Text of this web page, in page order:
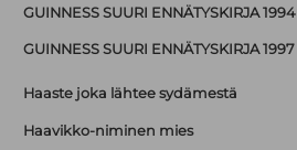
GUINNESS SUURI ENNÄTYSKIRJA 1994
GUINNESS SUURI ENNÄTYSKIRJA 1997
Haaste joka lähtee sydämestä
Haavikko-niminen mies